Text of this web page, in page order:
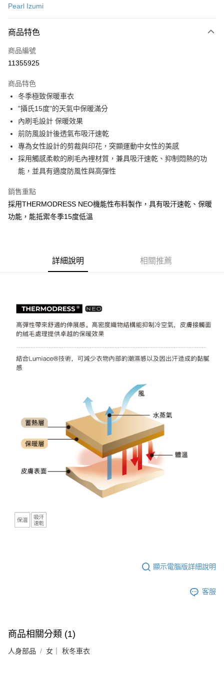
LINE Pay
Apple Pay
相關說明
【關於「AFTEE先享後付」】
便利好安心！
１．簡單：不需註冊會員、不需綁卡、不需儲值。
２．便利：只要手機號碼，簡訊認證，即可結帳。
３．安心：先確認商品／服務後，再付款。
【「AFTEE先享後付」結帳流程】
結帳頁面，進行簡訊認證並確認金額後，即可完成結帳。
３．收到繳費通知簡訊後14天內，點擊此簡訊中的連結，可透過四大超商／
ATM／網路銀行／等多元方式進行付款，方視為交易完成。
購買商品的店家。未經商家同意取消之訂單仍視為有效，需透過AFTEE先享
客戶支援中心」 https://netprotections.freshdesk.com/support/home
２．關於個人資料處理事宜，請瀏覽以下網址：
３．未成年的使用者請事先徵得法定代理人或監護人之同意方可使用
「AFTEE先享後付」，若未經同意申辦者引起之損失，本公司不負相關責
４．使用「AFTEE先享後付」時，將依據個別帳號之用戶狀況，依本公司即
時審查核予不同之上限額度；若仍有額度不足之情形，本公司將視審查結果
請求用戶進行身份認證。
恩沛科技股份有限公司將有權停止該用戶之使用額度並採取法律行動。
ATM付款
運送方式
全家取貨付款
每筆NT$60
付款後－全家取貨
每筆NT$60
7-11取貨付款
每筆NT$60
每筆NT$450
Pearl Izumi
商品特色
商品編號
11355925
商品特色
冬季極致保暖車衣
"攝氏15度"的天氣中保暖滿分
內刷毛設計 保暖效果
前防風設計後透氣布吸汗速乾
專為女性設計的剪裁與印花，突顯運動中女性的美感
採用觸感柔軟的刷毛內裡材質，兼具吸汗速乾、抑制悶熱的功
能，並具有適度防風性與高彈性
銷售重點
採用THERMODRESS NEO機能性布料製作，具有吸汗速乾、保暖
功能，能抵禦冬季15度低溫
詳細說明 相關推薦
顯示電腦版詳細說明
客服
商品相關分類 (1)
人身部品 女｜ 秋冬車衣